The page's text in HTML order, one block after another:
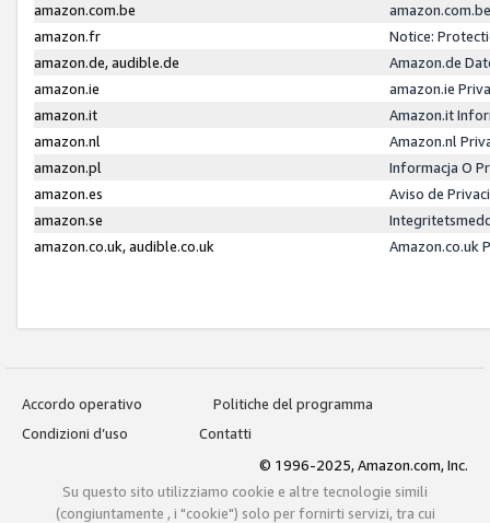
amazon.com.be
amazon.fr
Notice:
amazon.de, audible.de
Amazon.de
amazon.ie
amazon.ie
amazon.it
Amazon.it
amazon.nl
Amazon.nl
amazon.pl
Informacja O
amazon.es
Aviso de
amazon.se
amazon.co.uk, audible.co.uk
Amazon.co.uk
Accordo operativo
Politiche del programma
Condizioni d’uso
Contatti
© 1996-2025, Amazon.com, Inc.
Su questo sito utilizziamo cookie e altre tecnologie simili
(congiuntamente , i "cookie") solo per fornirti servizi, tra cui